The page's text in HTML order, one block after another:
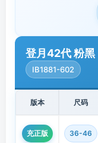
登月42代 粉黑
IB1881-602
版本 尺码
充正版 36-46